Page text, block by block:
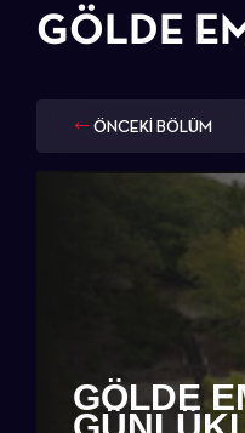
GÖLDE
ÖNCEKİ BÖLÜM
GÖLDE